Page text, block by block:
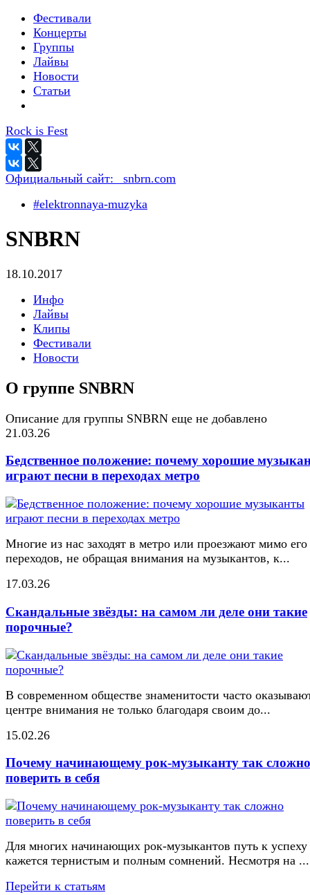
Фестивали
Концерты
Группы
Лайвы
Новости
Статьи
Rock is Fest
Официальный сайт:
_snbrn.com
#elektronnaya-muzyka
SNBRN
18.10.2017
Инфо
Лайвы
Клипы
Фестивали
Новости
О группе SNBRN
Описание для группы SNBRN еще не добавлено
21.03.26
Бедственное положение: почему хорошие
играют песни в переходах метро
Многие из нас заходят в метро или проезжают мимо его
переходов, не обращая внимания на музыкантов, к...
17.03.26
Скандальные звёзды: на самом ли деле они такие
порочные?
В современном обществе знаменитости часто
центре внимания не только благодаря своим до...
15.02.26
Почему начинающему рок-музыканту так сложно
поверить в себя
Для многих начинающих рок-музыкантов путь к успеху
кажется тернистым и полным сомнений. Несмотря на ...
Перейти к статьям